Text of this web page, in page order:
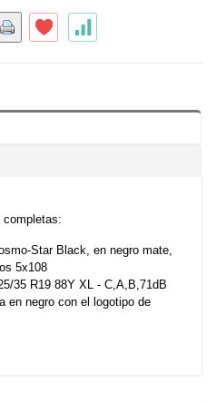
completas:
Star Black, en negro mate,
5x108
35 R19 88Y XL - C,A,B,71dB
en negro con el logotipo de